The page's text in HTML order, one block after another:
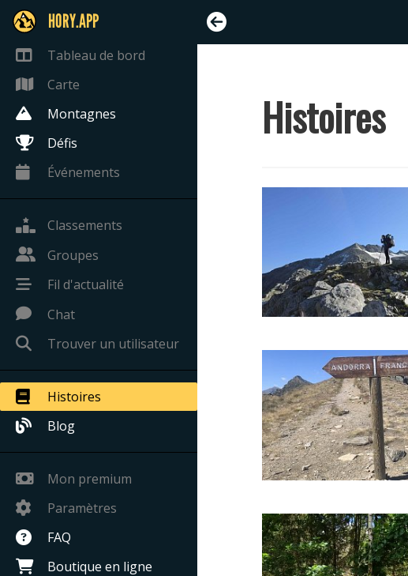
HORY.APP
Tableau de bord
Carte
Montagnes
Défis
Événements
Classements
Groupes
Fil d'actualité
Chat
Trouver un utilisateur
Histoires
Blog
Mon premium
Paramètres
FAQ
Boutique en ligne
Histoires